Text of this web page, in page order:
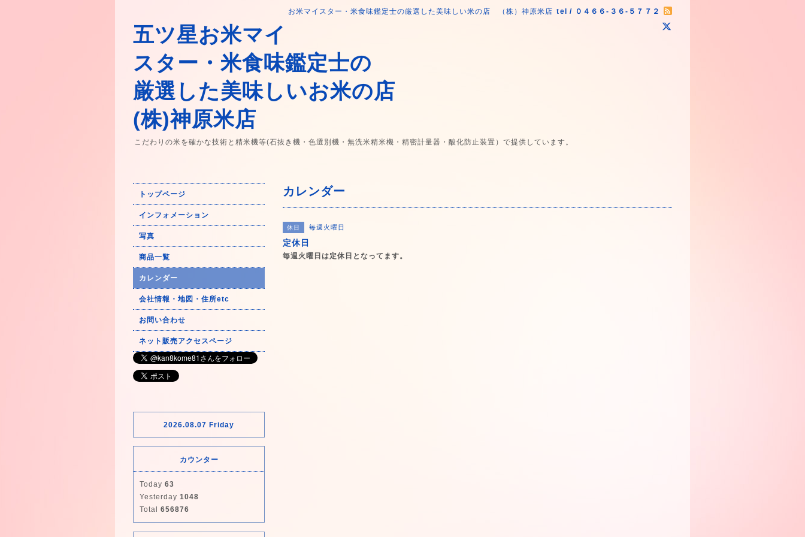
お米マイスター・米食味鑑定士の厳選した美味しい米の店 （株）神原米店 tel / ０４６６-３６-５７７２
五ツ星お米マイ
スター・米食味鑑定士の
厳選した美味しいお米の店
(株)神原米店
こだわりの米を確かな技術と精米機等(石抜き機・色選別機・無洗米精米機・精密計量器・酸化防止装置）で提供しています。
カレンダー
休日 毎週火曜日
定休日
毎週火曜日は定休日となってます。
トップページ
インフォメーション
写真
商品一覧
カレンダー
会社情報・地図・住所etc
お問い合わせ
ネット販売アクセスページ
2026.08.07 Friday
カウンター
Today 63
Yesterday 1048
Total 656876